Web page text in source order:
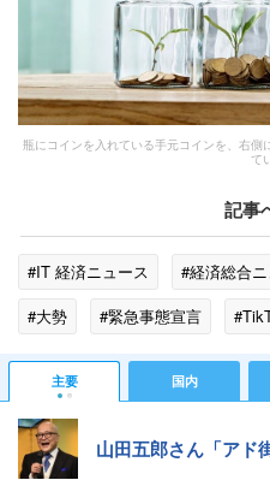
瓶にコインを入れている手元コインを、右側
て
記事
#IT 経済ニュース #経済総合
#大勢
#緊急事態宣言
#イベント
#アイドル #観
#コンプレックス
#癒し #
#マツコ・デラックス
主要 国内
山田五郎さん「アド